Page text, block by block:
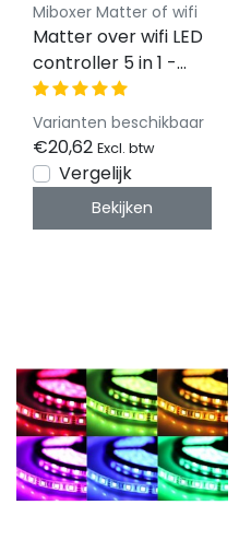
Miboxer Matter of wifi
Matter over wifi LED
controller 5 in 1 -
voor Single
Color/Dual
White/RGB/RGBW/
LED strips 12-24-48v
- ML5
Varianten beschikbaar
€20,62 Excl. btw
Vergelijk
Bekijken